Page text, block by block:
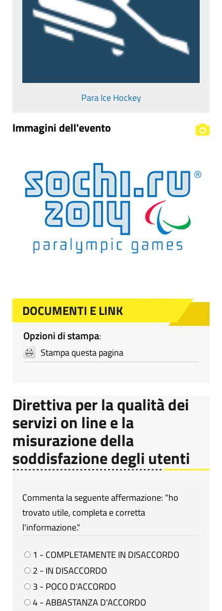
Para Ice Hockey
Immagini dell'evento
DOCUMENTI E LINK
Opzioni di stampa:
Stampa questa pagina
Direttiva per la qualità dei
servizi on line e la
misurazione della
soddisfazione degli utenti
Commenta la seguente affermazione: "ho
trovato utile, completa e corretta
l'informazione."
1 - COMPLETAMENTE IN DISACCORDO
2 - IN DISACCORDO
3 - POCO D'ACCORDO
4 - ABBASTANZA D'ACCORDO